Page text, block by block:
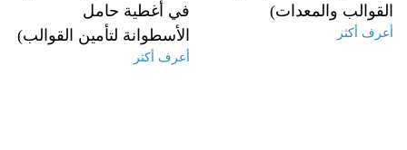
في أغطية حامل
الأسطوانة لتأمين القوالب)
أعرف أكثر
القوالب والمعدات)
أعرف أكثر